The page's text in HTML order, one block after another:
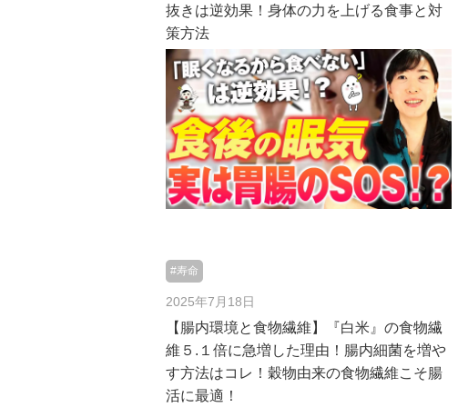
抜きは逆効果！身体の力を上げる食事と対
策方法
#寿命
2025年7月18日
【腸内環境と食物繊維】『白米』の食物繊
維５.１倍に急増した理由！腸内細菌を増や
す方法はコレ！穀物由来の食物繊維こそ腸
活に最適！